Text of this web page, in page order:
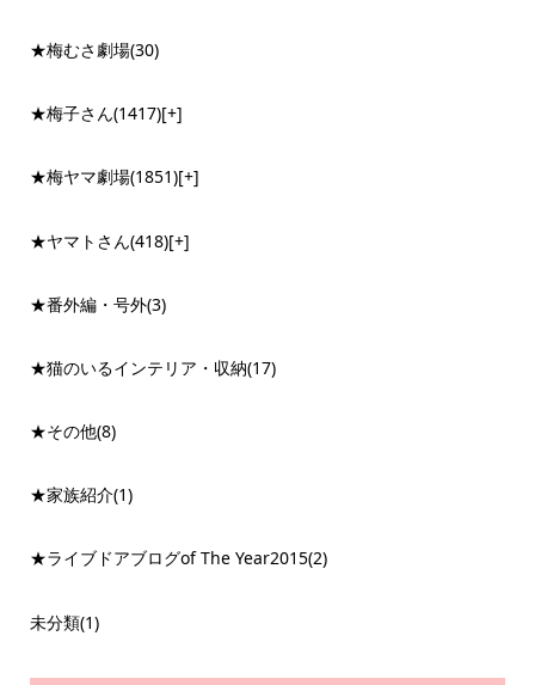
★梅むさ劇場(30)
★梅子さん(1417)[+]
★梅ヤマ劇場(1851)[+]
★ヤマトさん(418)[+]
★番外編・号外(3)
★猫のいるインテリア・収納(17)
★その他(8)
★家族紹介(1)
★ライブドアブログof The Year2015(2)
未分類(1)